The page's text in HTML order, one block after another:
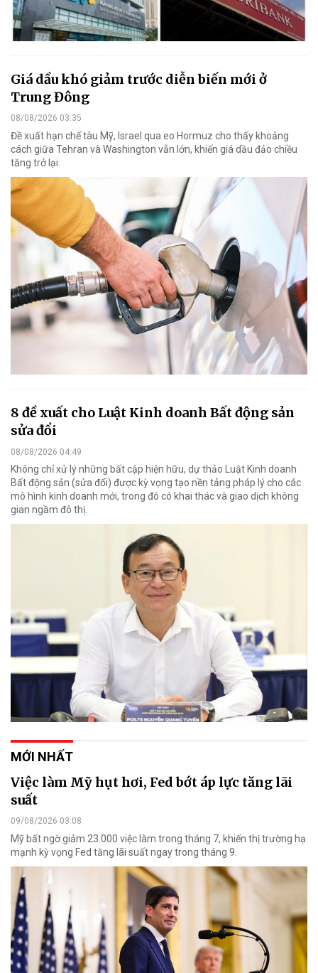
Giá dầu khó giảm trước diễn biến mới ở
Trung Đông
08/08/2026 03:35
Đề xuất hạn chế tàu Mỹ, Israel qua eo Hormuz cho thấy khoảng
cách giữa Tehran và Washington vẫn lớn, khiến giá dầu đảo chiều
tăng trở lại.
8 đề xuất cho Luật Kinh doanh Bất động sản
sửa đổi
08/08/2026 04:49
Không chỉ xử lý những bất cập hiện hữu, dự thảo Luật Kinh doanh
Bất động sản (sửa đổi) được kỳ vọng tạo nền tảng pháp lý cho các
mô hình kinh doanh mới, trong đó có khai thác và giao dịch không
gian ngầm đô thị.
MỚI NHẤT
Việc làm Mỹ hụt hơi, Fed bớt áp lực tăng lãi
suất
09/08/2026 03:08
Mỹ bất ngờ giảm 23.000 việc làm trong tháng 7, khiến thị trường hạ
mạnh kỳ vọng Fed tăng lãi suất ngay trong tháng 9.